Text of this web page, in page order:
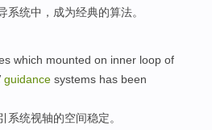
系统中，成为经典的算法。
which mounted on inner loop of
guidance systems has been
系统视轴的空间稳定。